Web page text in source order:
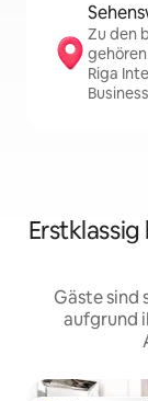
Zu den
Riga
Gäste sind
aufgrund